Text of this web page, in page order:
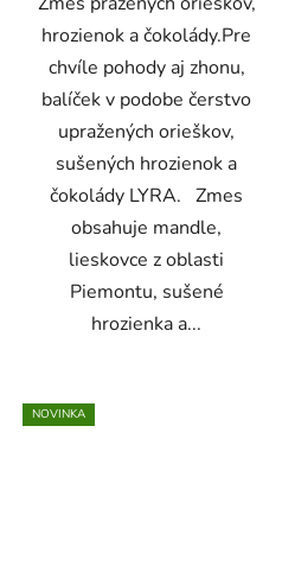
hrozienok a čokolády.Pre
chvíle pohody aj zhonu,
balíček v podobe čerstvo
upražených orieškov,
sušených hrozienok a
čokolády LYRA. Zmes
obsahuje mandle,
lieskovce z oblasti
Piemontu, sušené
hrozienka a...
NOVINKA